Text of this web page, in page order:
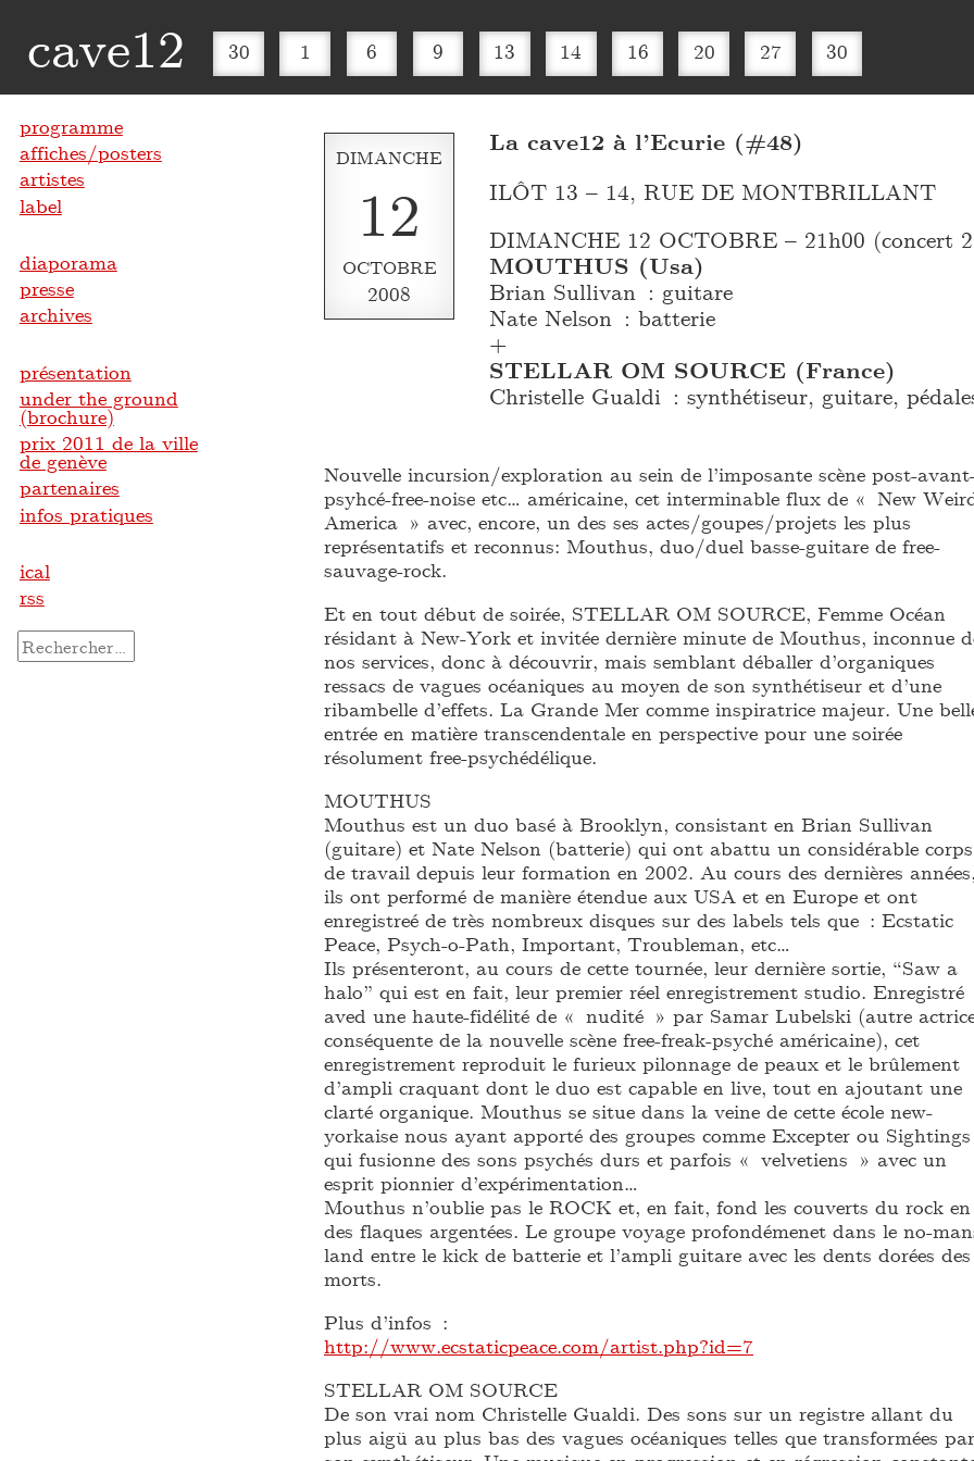
cave12 30 1 6 9 13 14 16 20 27 30
DIMANCHE
12
OCTOBRE
2008
La cave12 à l’Ecurie (#48)
ILÔT 13 – 14, RUE DE MONTBRILLANT
DIMANCHE 12 OCTOBRE – 21h00 (concert
MOUTHUS (Usa)
Brian Sullivan : guitare
Nate Nelson : batterie
+
STELLAR OM SOURCE (France)
Christelle Gualdi : synthétiseur, guitare,
Nouvelle incursion/exploration au sein de l’imposante scène post-
psyhcé-free-noise etc… américaine, cet interminable flux de « New
America » avec, encore, un des ses actes/goupes/projets les plus
représentatifs et reconnus: Mouthus, duo/duel basse-guitare de free-
sauvage-rock.
Et en tout début de soirée, STELLAR OM SOURCE, Femme Océan
résidant à New-York et invitée dernière minute de Mouthus, inconnue
nos services, donc à découvrir, mais semblant déballer d’organiques
ressacs de vagues océaniques au moyen de son synthétiseur et d’une
ribambelle d’effets. La Grande Mer comme inspiratrice majeur. Une
entrée en matière transcendentale en perspective pour une soirée
résolument free-psychédélique.
MOUTHUS
Mouthus est un duo basé à Brooklyn, consistant en Brian Sullivan
(guitare) et Nate Nelson (batterie) qui ont abattu un considérable corps
de travail depuis leur formation en 2002. Au cours des dernières années,
ils ont performé de manière étendue aux USA et en Europe et ont
enregistreé de très nombreux disques sur des labels tels que : Ecstatic
Peace, Psych-o-Path, Important, Troubleman, etc…
Ils présenteront, au cours de cette tournée, leur dernière sortie, “Saw a
halo” qui est en fait, leur premier réel enregistrement studio. Enregistré
aved une haute-fidélité de « nudité » par Samar Lubelski (autre
conséquente de la nouvelle scène free-freak-psyché américaine), cet
enregistrement reproduit le furieux pilonnage de peaux et le brûlement
d’ampli craquant dont le duo est capable en live, tout en ajoutant une
clarté organique. Mouthus se situe dans la veine de cette école new-
yorkaise nous ayant apporté des groupes comme Excepter ou Sightings
qui fusionne des sons psychés durs et parfois « velvetiens » avec un
esprit pionnier d’expérimentation…
Mouthus n’oublie pas le ROCK et, en fait, fond les couverts du rock en
des flaques argentées. Le groupe voyage profondémenet dans le no-
land entre le kick de batterie et l’ampli guitare avec les dents dorées des
morts.
Plus d’infos :
http://www.ecstaticpeace.com/artist.php?id=7
STELLAR OM SOURCE
De son vrai nom Christelle Gualdi. Des sons sur un registre allant du
plus aigü au plus bas des vagues océaniques telles que transformées par
programme
affiches/posters
artistes
label
diaporama
presse
archives
présentation
under the ground
(brochure)
prix 2011 de la ville
de genève
partenaires
infos pratiques
ical
rss
Rechercher :